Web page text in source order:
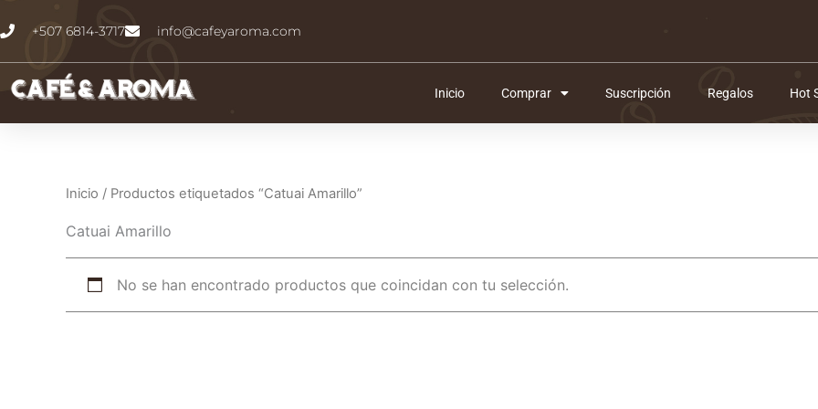
al
contenido
+507 6814-3717 info@cafeyaroma.com
Inicio Comprar Suscripción Regalos Hot
Inicio / Productos etiquetados “Catuai Amarillo”
Catuai Amarillo
No se han encontrado productos que coincidan con tu selección.